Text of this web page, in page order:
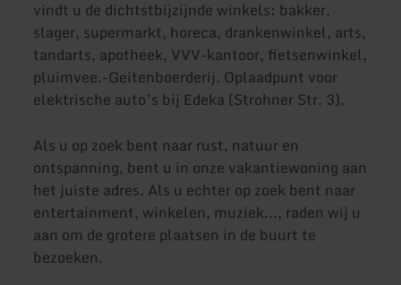
vindt u de dichtstbijzijnde winkels: bakker,
slager, supermarkt, horeca, drankenwinkel, arts,
tandarts, apotheek, VVV-kantoor, fietsenwinkel,
pluimvee.-Geitenboerderij. Oplaadpunt voor
elektrische auto’s bij Edeka (Strohner Str. 3).
Als u op zoek bent naar rust, natuur en
ontspanning, bent u in onze vakantiewoning aan
het juiste adres. Als u echter op zoek bent naar
entertainment, winkelen, muziek..., raden wij u
aan om de grotere plaatsen in de buurt te
bezoeken.